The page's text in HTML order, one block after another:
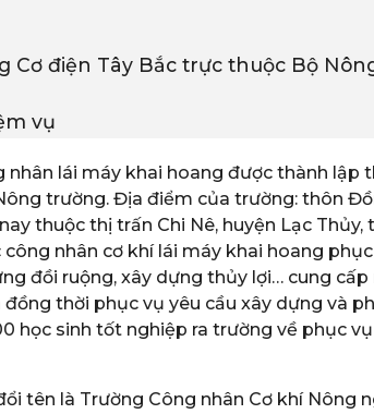
Cơ điện Tây Bắc trực thuộc Bộ
vụ
nhân lái máy khai hoang được thành lập
trường. Địa điểm của trường: thôn
thuộc thị trấn Chi Nê, huyện Lạc Thủy,
nhân cơ khí lái máy khai hoang
đồi ruộng, xây dựng thủy lợi… cung
thời phục vụ yêu cầu xây dựng và
học sinh tốt nghiệp ra trường về phục
tên là Trường Công nhân Cơ khí Nông